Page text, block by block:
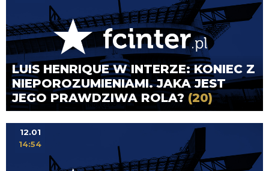
LUIS HENRIQUE W INTERZE: KONIEC Z
NIEPOROZUMIENIAMI. JAKA JEST
JEGO PRAWDZIWA ROLA? (20)
12.01
14:54